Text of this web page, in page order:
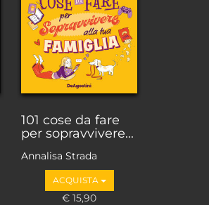
101 cose da fare
per sopravvivere...
Annalisa Strada
ACQUISTA
€ 15,90